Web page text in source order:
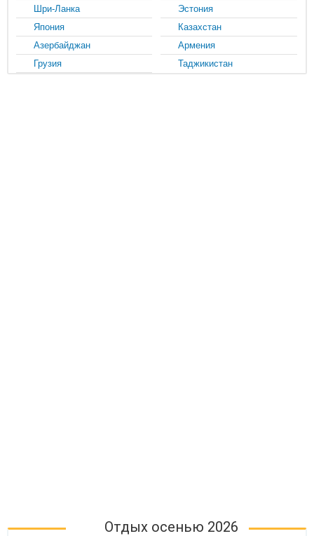
Шри-Ланка
Эстония
Япония
Казахстан
Азербайджан
Армения
Грузия
Таджикистан
Отдых осенью 2026